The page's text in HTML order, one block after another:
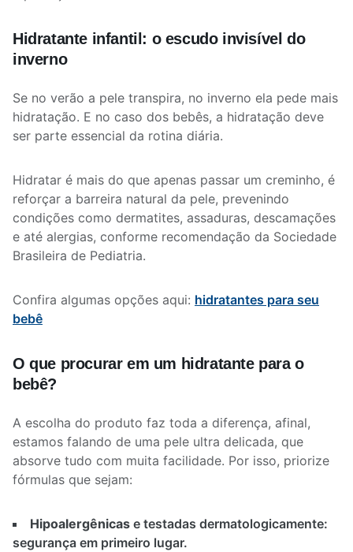
Hidratante infantil: o escudo invisível do
inverno
Se no verão a pele transpira, no inverno ela pede mais
hidratação. E no caso dos bebês, a hidratação deve
ser parte essencial da rotina diária.
Hidratar é mais do que apenas passar um creminho, é
reforçar a barreira natural da pele, prevenindo
condições como dermatites, assaduras, descamações
e até alergias, conforme recomendação da Sociedade
Brasileira de Pediatria.
Confira algumas opções aqui: hidratantes para seu
bebê
O que procurar em um hidratante para o
bebê?
A escolha do produto faz toda a diferença, afinal,
estamos falando de uma pele ultra delicada, que
absorve tudo com muita facilidade. Por isso, priorize
fórmulas que sejam:
Hipoalergênicas e testadas dermatologicamente:
segurança em primeiro lugar.